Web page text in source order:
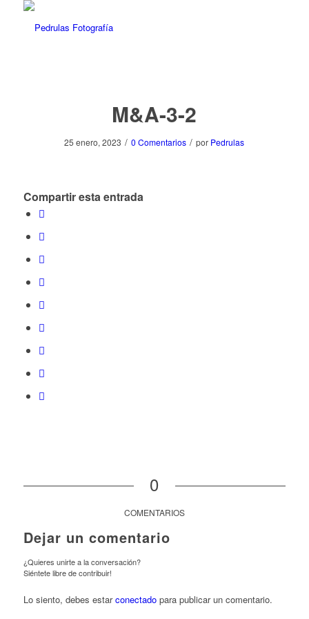
M&A-3-2
25 enero, 2023 / 0 Comentarios / por Pedrulas
Compartir esta entrada
0
COMENTARIOS
Dejar un comentario
¿Quieres unirte a la conversación?
Siéntete libre de contribuir!
Lo siento, debes estarconectadopara publicar un comentario.